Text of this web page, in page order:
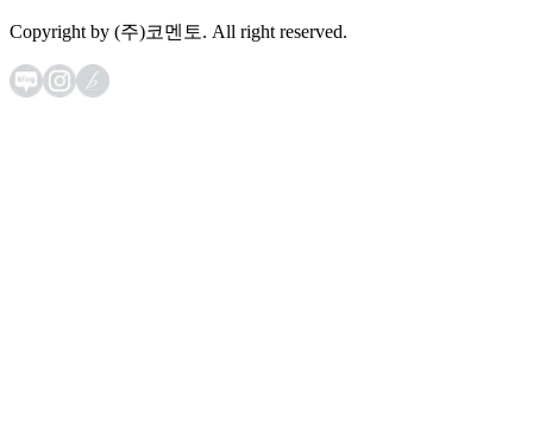
Copyright by (주)코멘토. All right reserved.